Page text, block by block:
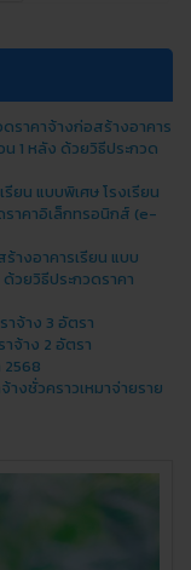
ดราคาจ้างก่อสร้างอาคาร
1 หลัง ด้วยวิธีประกวด
ยน แบบพิเศษ โรงเรียน
ราคาอิเล็กทรอนิกส์ (e-
างอาคารเรียน แบบ
วยวิธีประกวดราคา
จ้าง 3 อัตรา
จ้าง 2 อัตรา
2568
งชั่วคราวเหมาจ่ายราย